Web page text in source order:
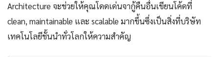
Architecture จะช่วยให้คุณโดดเด่นจากู้คืนอื่นเขียนโค้ดที่
clean, maintainable และ scalable มากขึ้นซึ่งเป็นสิ่งที่บริษัท
เทคโนโลยีชั้นนำทั่วโลกให้ความสำคัญ